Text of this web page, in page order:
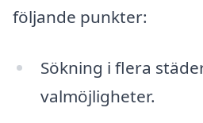
följande punkter:
Sökning i flera
valmöjligheter.